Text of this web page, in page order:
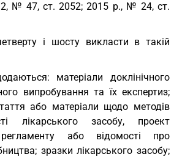
№ 47, ст. 2052; 2015 р., № 24, ст.
і шосту викласти в такій
матеріали доклінічного
випробування та їх експертиз;
або матеріали щодо методів
лікарського засобу, проект
регламенту або відомості про
зразки лікарського засобу;